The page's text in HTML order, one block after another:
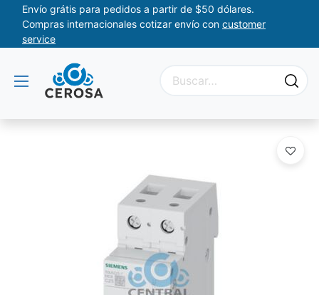
Envío grátis para pedidos a partir de $50 dólares.
Compras internacionales cotizar envío con customer
service